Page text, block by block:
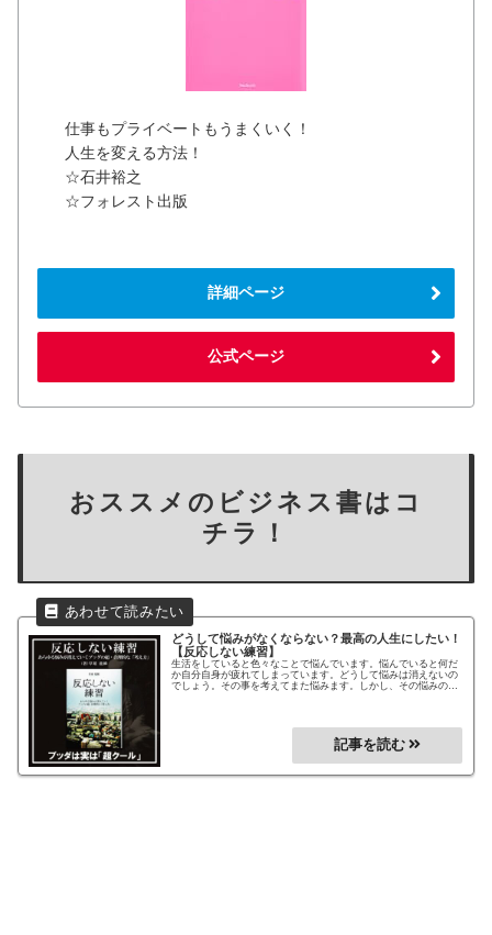
仕事もプライベートもうまくいく！
人生を変える方法！
☆石井裕之
☆フォレスト出版
詳細ページ
公式ページ
おススメのビジネス書はコ
チラ！
どうして悩みがなくならない？最高の人生にしたい！
【反応しない練習】
生活をしていると色々なことで悩んでいます。悩んでいると何だ
か自分自身が疲れてしまっています。どうして悩みは消えないの
でしょう。その事を考えてまた悩みます。しかし、その悩みのほ